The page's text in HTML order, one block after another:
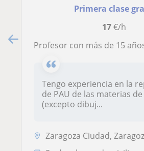
Primera clase
17€/h
Profesor con más de 15 años de experiencia en preparación para PAU, conocedor de las
Tengo experiencia en la
de PAU de las materias
(excepto dibuj...
Zaragoza Ciudad,